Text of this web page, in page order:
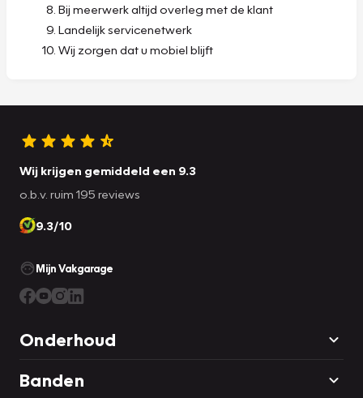
Bij meerwerk altijd overleg met de klant
Landelijk servicenetwerk
Wij zorgen dat u mobiel blijft
Wij krijgen gemiddeld een 9.3
o.b.v. ruim 195 reviews
9.3/10
Mijn Vakgarage
Onderhoud
Banden